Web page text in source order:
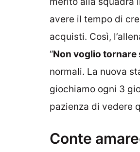
avere il tempo di
acquisti. Così,
“Non voglio
normali. La nuova
giochiamo ogni 3
pazienza di vedere
Conte